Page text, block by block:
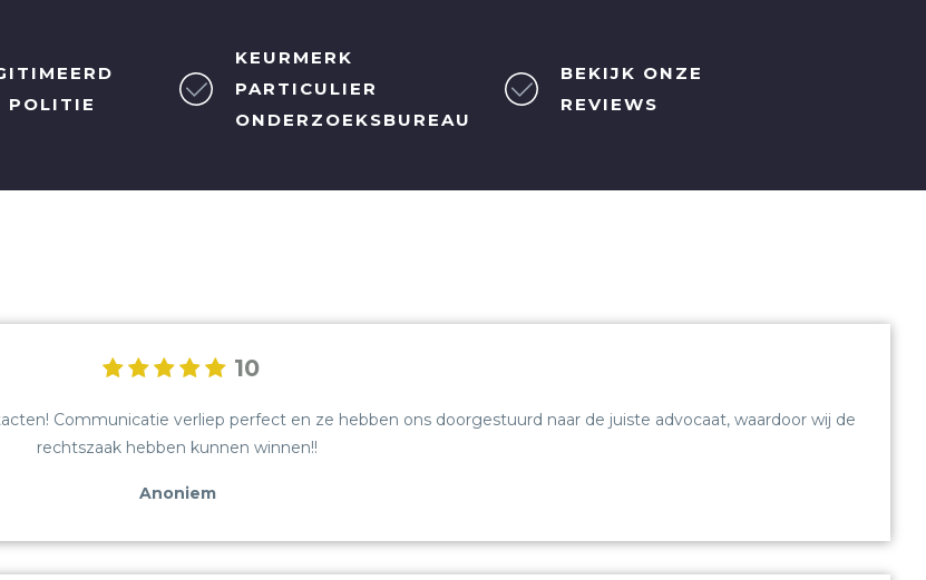
POLITIE
KEURMERK
PARTICULIER
ONDERZOEKSBUREAU
BEKIJK ONZE
REVIEWS
10
Communicatie verliep perfect en ze hebben ons doorgestuurd naar de juiste advocaat, waardoor wij de
rechtszaak hebben kunnen winnen!!
Anoniem